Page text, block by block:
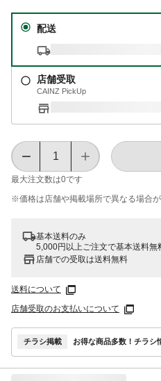
配送
店舗受取
CAINZ PickUp
最大注文数は0です
※価格は​店舗や​掲載場所で​異なる​場合が​
基本送料のみ
5,000円以上ご注文で基本送料無
店舗での受取は送料無料
送料について
店舗受取のお支払いについて
チラシ掲載 お得な商品多数！チラシ